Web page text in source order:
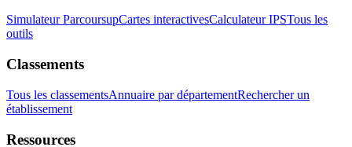
Simulateur ParcoursupCartes interactivesCalculateur IPSTous les
outils
Classements
Tous les classementsAnnuaire par départementRechercher un
établissement
Ressources